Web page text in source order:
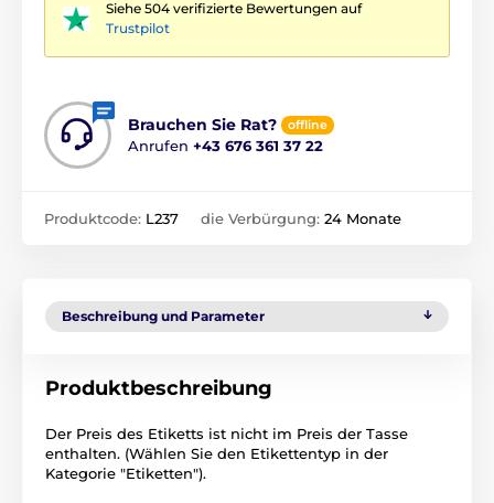
Siehe 504 verifizierte Bewertungen auf
Trustpilot
Brauchen Sie Rat? offline
Anrufen +43 676 361 37 22
Produktcode: L237 die Verbürgung: 24 Monate
Beschreibung und Parameter
Produktbeschreibung
Der Preis des Etiketts ist nicht im Preis der Tasse
enthalten. (Wählen Sie den Etikettentyp in der
Kategorie "Etiketten").